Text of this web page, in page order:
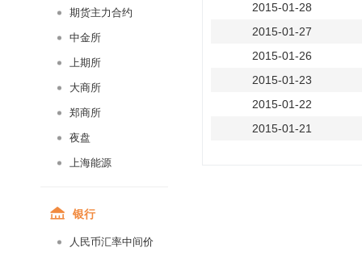
期货主力合约
中金所
上期所
大商所
郑商所
夜盘
上海能源
银行
人民币汇率中间价
2015-01-28
2015-01-27
2015-01-26
2015-01-23
2015-01-22
2015-01-21